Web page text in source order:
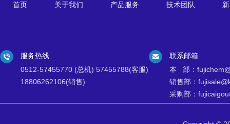
首页 关于我们 产品服务 技术团队
服务热线
0512-57455770 (总机) 57455788(客服)
18806262106(销售)
联系邮箱
本 部：
销售部：
采购部：